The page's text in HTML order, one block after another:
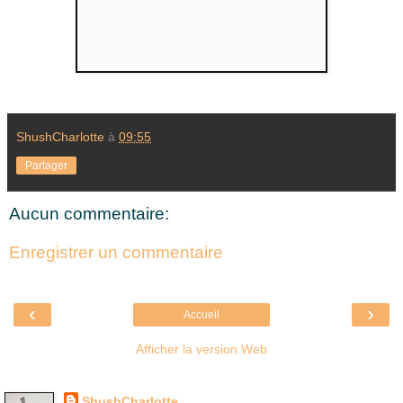
ShushCharlotte à 09:55
Partager
Aucun commentaire:
Enregistrer un commentaire
‹ ›
Accueil
Afficher la version Web